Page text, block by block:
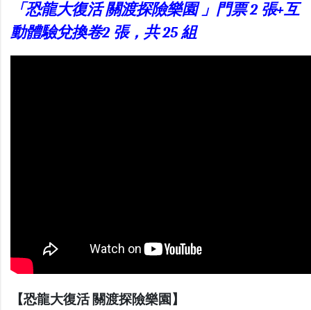
「恐龍大復活 關渡探險樂園 」門票 2 張+互
動體驗兌換卷2 張，共 25 組
【恐龍大復活 關渡探險樂園】